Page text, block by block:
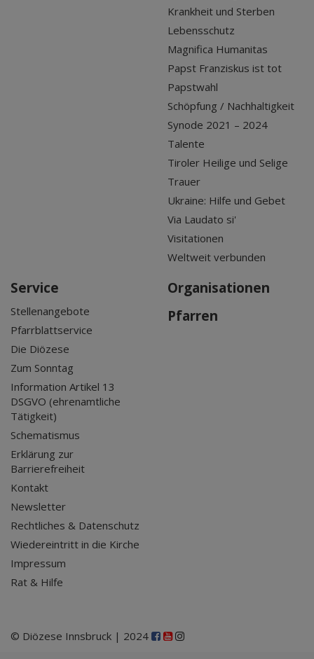
Krankheit und Sterben
Lebensschutz
Magnifica Humanitas
Papst Franziskus ist tot
Papstwahl
Schöpfung / Nachhaltigkeit
Synode 2021 – 2024
Talente
Tiroler Heilige und Selige
Trauer
Ukraine: Hilfe und Gebet
Via Laudato si'
Visitationen
Weltweit verbunden
Service
Stellenangebote
Pfarrblattservice
Die Diözese
Zum Sonntag
Information Artikel 13
DSGVO (ehrenamtliche
Tätigkeit)
Schematismus
Erklärung zur
Barrierefreiheit
Kontakt
Newsletter
Rechtliches & Datenschutz
Wiedereintritt in die Kirche
Impressum
Rat & Hilfe
Organisationen
Pfarren
© Diözese Innsbruck | 2024